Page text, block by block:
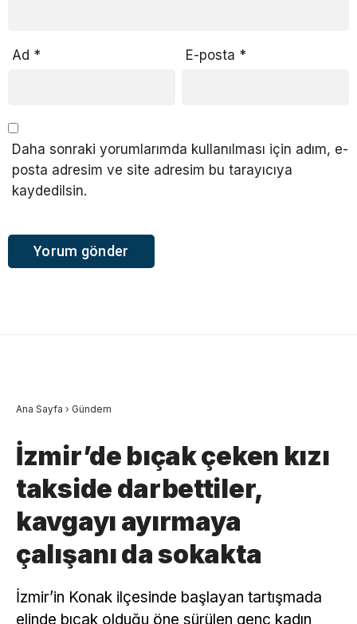
Ad * E-posta *
Daha sonraki yorumlarımda kullanılması için adım, e-
posta adresim ve site adresim bu tarayıcıya
kaydedilsin.
Ana Sayfa › Gündem
İzmir’de bıçak çeken kızı
takside darbettiler,
kavgayı ayırmaya
çalışanı da sokakta
İzmir’in Konak ilçesinde başlayan tartışmada
elinde bıçak olduğu öne sürülen genç kadın